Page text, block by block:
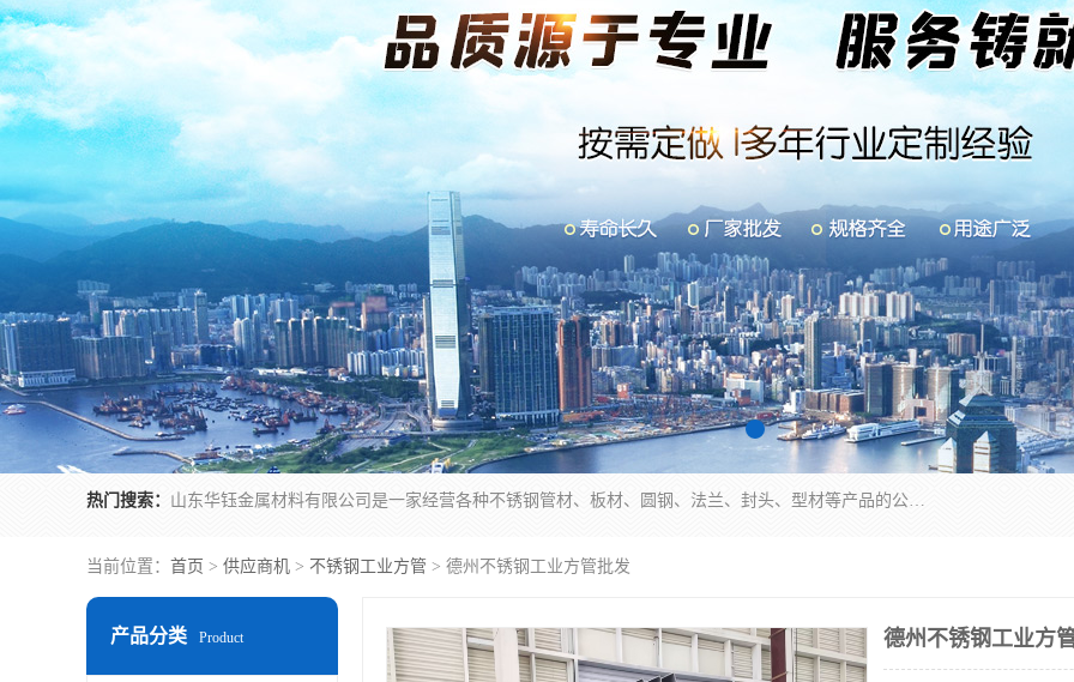
热门搜索： 山东华钰金属材料有限公司是一家经营各种不锈钢管材、板材、圆钢、法兰、封头、型材等产品的公司；主营产品有：不锈钢管，激光切割，管件标准件，不锈钢圆钢，不锈钢人孔，不锈钢亮管，不锈钢角钢，不锈钢加工，不锈钢管子，不锈钢工业方管，不锈钢封头，不锈钢法兰，不锈钢阀门，不锈钢槽钢，不锈钢扁钢，不锈钢板等；可为客户制作各种规格的型材及不锈钢配件、非标准件及各种容器具等，能满足客户的不同采购要求。
当前位置： 首页 > 供应商机 > 不锈钢工业方管 > 德州不锈钢工业方管批发
产品分类 Product 德州不锈钢工业方